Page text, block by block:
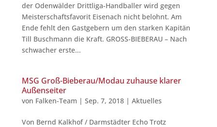
der Odenwälder Drittliga-Handballer wird gegen
Meisterschaftsfavorit Eisenach nicht belohnt. Am
Ende fehlt den Gastgebern um den starken Kapitän
Till Buschmann die Kraft. GROSS-BIEBERAU – Nach
schwacher erste...
MSG Groß-Bieberau/Modau zuhause klarer
Außenseiter
von Falken-Team | Sep. 7, 2018| Aktuelles
Von Bernd Kalkhof / Darmstädter Echo Trotz